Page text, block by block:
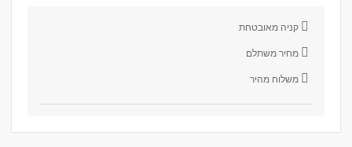
קניה מאובטחת
מחיר משתלם
משלוח מהיר